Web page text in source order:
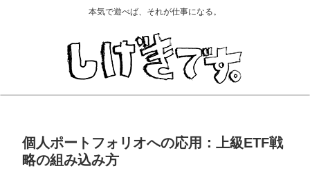
本気で遊べば、それが仕事になる。
個人ポートフォリオへの応用：上級ETF戦
略の組み込み方